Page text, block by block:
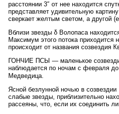
расстоянии 3″ от нее находится
представляет удивительную
сверкает желтым светом, а другой
Вблизи звезды δ Волопаса
Максимум этого потока приходится
происходит от названия созвездия
ГОНЧИЕ ПСЫ — маленькое
наблюдается по ночам с февраля
Медведица.
Ясной безлунной ночью в
слабые звезды, приблизительно
рассеяны, что, если их соединить